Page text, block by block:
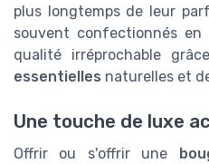
plus longtemps de leur
souvent confectionnés en
qualité irréprochable
essentielles naturelles et
Une touche de luxe
Offrir ou s'offrir une